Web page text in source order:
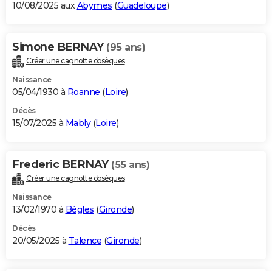
10/08/2025 auxAbymes (Guadeloupe)
Simone BERNAY (95 ans)
Créer une cagnotte obsèques
Naissance
05/04/1930 à Roanne (Loire)
Décès
15/07/2025 à Mably(Loire)
Frederic BERNAY (55 ans)
Créer une cagnotte obsèques
Naissance
13/02/1970 à Bègles (Gironde)
Décès
20/05/2025 à Talence (Gironde)